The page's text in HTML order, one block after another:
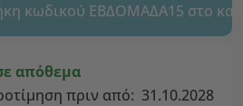
κωδικού ΕΒΔΟΜΑΔΑ15 στο
απόθεμα
πριν από: 31.10.2028